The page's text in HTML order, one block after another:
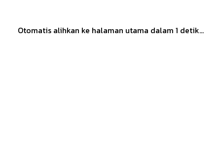
Otomatis alihkan ke halaman utama dalam 1 detik...